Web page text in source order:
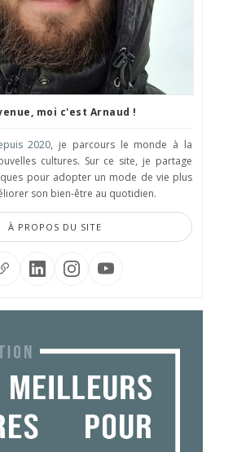
moi c'est Arnaud !
2020, je parcours le monde à la
cultures. Sur ce site, je partage
pour adopter un mode de vie plus
son bien-être au quotidien.
À PROPOS DU SITE